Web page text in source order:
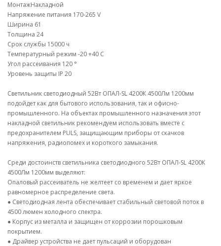
МонтажНакладной
Напряжение питания 170-265 V
Ширина 61
Толщина 24
Срок службы 15000 ч
Температурный режим -20 +40 C
Угол рассеивания 120 °
Уровень защиты IP 20
Светильник светодиодный 52Вт ОПАЛ-SL 4200К 4500Лм 1200мм
подойдет как для бытового использования, так и офисно-
промышленного. На объектах промышленного назначения этот
накладной светильник рекомендуем использовать вместе с
предохранителем PULS, защищающим приборы от скачков
напряжения, радиопомех и короткого замыкания.
Среди достоинств светильника светодиодного 52Вт ОПАЛ-SL 4200К
4500Лм 1200мм выделяют:
Опаловый рассеиватель не желтеет со временем и дает яркое
равномерное распределение света.
● Светодиодная лента обеспечивает стабильный световой поток в
4500 люмен холодного спектра.
● Корпус из металла и защищен от коррозии порошковым
покрытием.
● Драйвер устройства не дает пульсаций и оборудован